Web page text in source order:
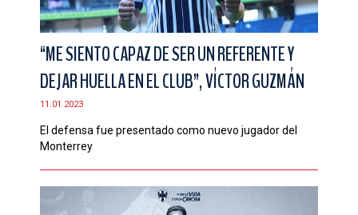
TIENDA
ESTADIO
PRENSA
CONTACTO
“ME SIENTO CAPAZ DE SER UN REFERENTE Y
DEJAR HUELLA EN EL CLUB”, VÍCTOR GUZMÁN
11.01.2023
El defensa fue presentado como nuevo jugador del
Monterrey